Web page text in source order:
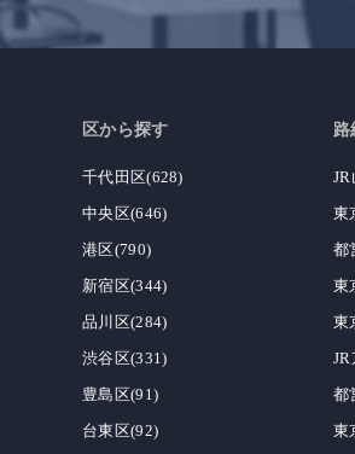
区から探す
千代田区(628)
中央区(646)
港区(790)
新宿区(344)
品川区(284)
渋谷区(331)
豊島区(91)
台東区(92)
路
東
都
東
東
都
東